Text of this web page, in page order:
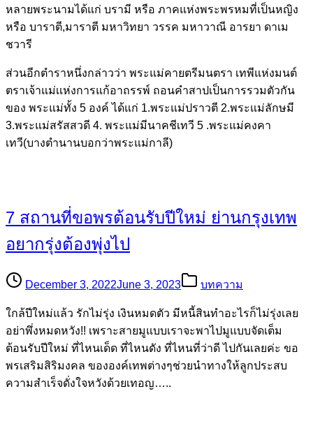
หลายพระนามได้แก่ บรามี หรือ ภาคแห่งพระพรหมที่เป็นหญิง
หรือ บาราตี,มาราตี มหาวิทยา วรรค มหาวาณี อารยา ดาเม
ชวารี
ส่วนอีกตำราหนึ่งกล่าวว่า พระแม่คายตรีมนตรา เทพีแห่งมนต์
ตราเจ้าแม่เเห่งการแก้อาถรรพ์ ถอนคำสาปเป็นการรวมตัวกัน
ของ พระแม่ทั้ง 5 องค์ ได้แก่ 1.พระแม่ปราวตี 2.พระแม่ลักษมี
3.พระแม่สรัสสวดี 4. พระแม่มีนาคชีเทวี 5 .พระแม่คงคา
เทวี(บางตำนานบอกว่าพระแม่กาลี)
7 สถานที่ขอพรต้อนรับปีใหม่ ย่านกรุงเทพ
อยากรุ่งต้องพุ่งไป
December 3, 2022June 3, 2023 บทความ
ใกล้ปีใหม่แล้ว รักไม่รุ่ง เงินหมดตัว มีหนี้สินทำอะไรก็ไม่รุ่งเลย
อย่าพึ่งหมดหวัง!! เพราะสายมูแบบเราจะพาไปมูแบบจัดเต็ม
ต้อนรับปีใหม่ ที่ไหนเด็ด ที่ไหนดัง ที่ไหนที่ว่าดี ไปกันเลยค่ะ ขอ
พรเสริมสิริมงคล ขององค์เทพต่างๆช่วยนำทางให้ลูกประสบ
ความสำเร็จดั่งใจหวังด้วยเทอญ…..